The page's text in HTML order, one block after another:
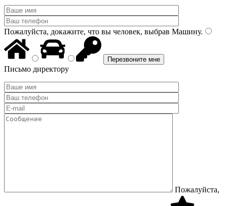
Пожалуйста, докажите, что вы человек, выбрав Машину.
Письмо директору
Пожалуйста,